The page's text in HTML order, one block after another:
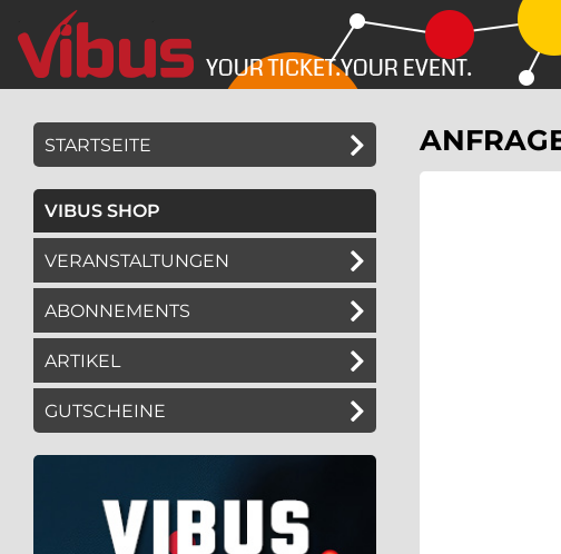
Springe
zum
Hauptinhalt
zum
Menü
STARTSEITE
VIBUS SHOP
VERANSTALTUNGEN
ABONNEMENTS
ARTIKEL
GUTSCHEINE